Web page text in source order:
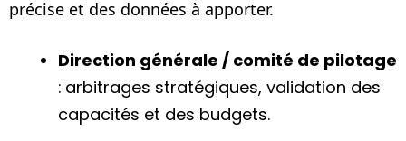
précise et des données à apporter.
Direction générale / comité de pilotage
: arbitrages stratégiques, validation des
capacités et des budgets.